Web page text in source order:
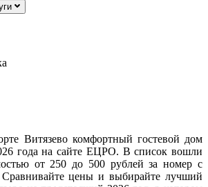
Витязево комфортный гостевой дом
года на сайте ЕЦРО. В список вошли
от 250 до 500 рублей за номер с
цены и выбирайте лучший